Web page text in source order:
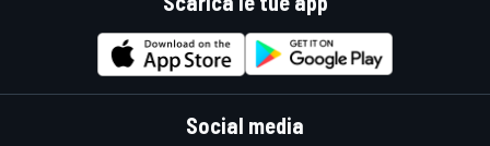
Social media